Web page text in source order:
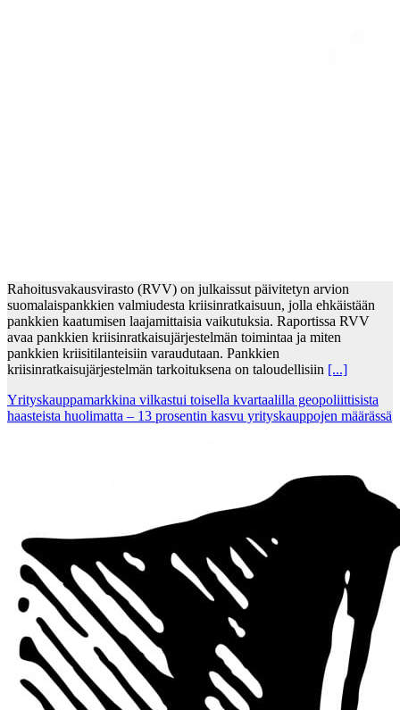
Rahoitusvakausvirasto (RVV) on julkaissut päivitetyn arvion
suomalaispankkien valmiudesta kriisinratkaisuun, jolla ehkäistään
pankkien kaatumisen laajamittaisia vaikutuksia. Raportissa RVV
avaa pankkien kriisinratkaisujärjestelmän toimintaa ja miten
pankkien kriisitilanteisiin varaudutaan. Pankkien
kriisinratkaisujärjestelmän tarkoituksena on taloudellisiin [...]
Yrityskauppamarkkina vilkastui toisella kvartaalilla geopoliittisista
haasteista huolimatta – 13 prosentin kasvu yrityskauppojen määrässä